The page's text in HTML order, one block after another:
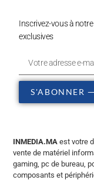
Inscrivez-vous à
exclusives
S'ABONNER
INMEDIA.MA est votre
vente de matériel
gaming, pc de bureau,
composants et